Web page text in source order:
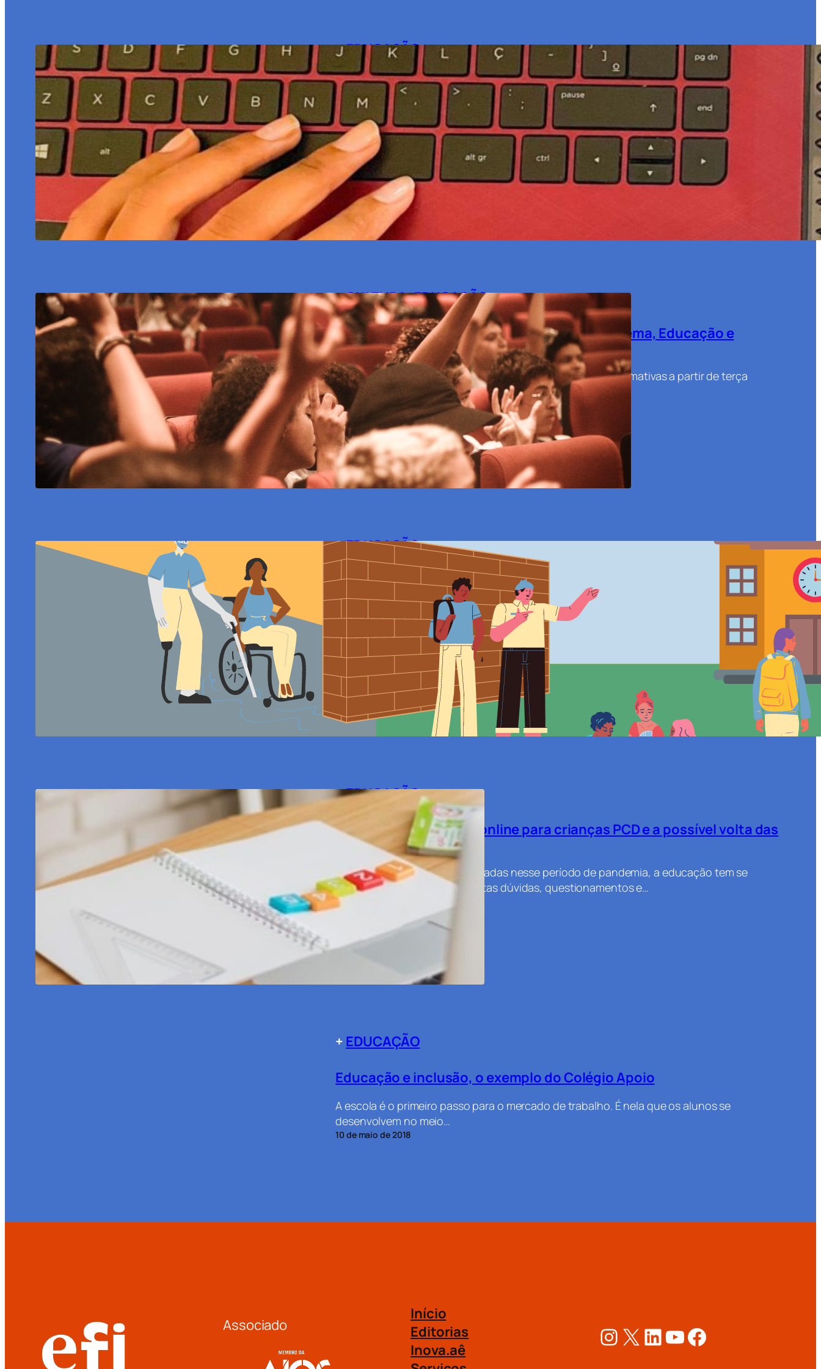
+EDUCAÇÃO
Para além da sala de aula: como o estado de Pernambuco tem atuado
para garantir educação pública de qualidade e inclusiva para as
pessoas com deficiência
A educação inclusiva não é apenas um conceito pedagógico. É a garantia do direito de
todos os cidadãos terem acesso…
11 de setembro de 2024
+CULTURA, EDUCAÇÃO
Plano Conjunto promove interação entre Cinema, Educação e
Acessibilidade
Projeto realiza sessões de cinema acessível e atividades formativas a partir de terça
(07/05) Cinema, Educação e Acessibilidade são áreas…
7 de maio de 2024
+EDUCAÇÃO
Educação inclusiva enfrenta obstáculos
O capacitismo está presente em todas as esferas sociais, principalmente na educação.
OPINIÃO Artigo: Larissa Pontes Na segunda-feira, 09 de…
2 de outubro de 2021
+EDUCAÇÃO
Os desafios do ensino online para crianças PCD e a possível volta das
aulas presenciais.
Entre várias discussões levantadas nesse período de pandemia, a educação tem se
tornado um tema central. Muitas dúvidas, questionamentos e…
16 de agosto de 2020
+ EDUCAÇÃO
Educação e inclusão, o exemplo do Colégio Apoio
A escola é o primeiro passo para o mercado de trabalho. É nela que os alunos se
desenvolvem no meio…
10 de maio de 2018
Associado
Início
Editorias
Inova.aê
Instagram X LinkedIn Youtube Facebook